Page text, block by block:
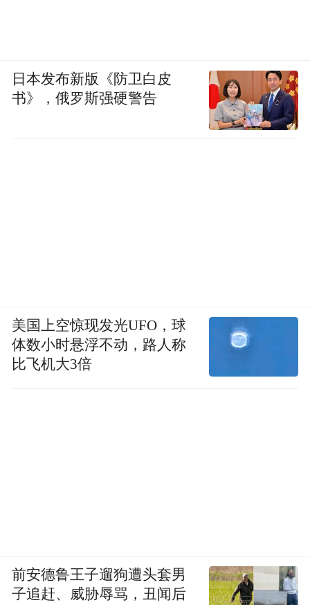
日本发布新版《防卫白皮
书》，俄罗斯强硬警告
美国上空惊现发光UFO，球
体数小时悬浮不动，路人称
比飞机大3倍
前安德鲁王子遛狗遭头套男
子追赶、威胁辱骂，丑闻后